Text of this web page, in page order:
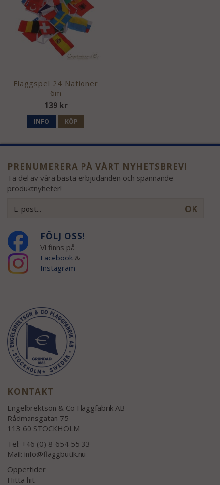
Flaggspel 24 Nationer
6m
139 kr
INFO KÖP
PRENUMERERA PÅ VÅRT NYHETSBREV!
Ta del av våra bästa erbjudanden och spännande
produktnyheter!
OK
FÖLJ OSS!
Vi finns på
Facebook&
Instagram
KONTAKT
Engelbrektson & Co Flaggfabrik AB
Rådmansgatan 75
113 60 STOCKHOLM
Tel: +46 (0) 8-654 55 33
Mail: info@flaggbutik.nu
Öppettider
Hitta hit